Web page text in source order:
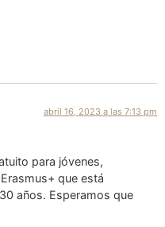
abril 16, 2023 a las 7:13 pm
para jóvenes,
que está
años. Esperamos que